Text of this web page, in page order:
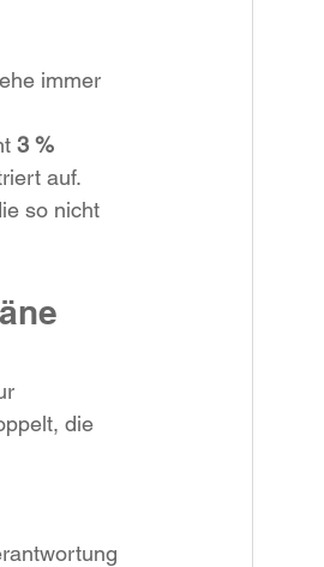
immer
3 %
auf.
so nicht
die